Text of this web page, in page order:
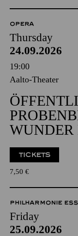
OPERA
Thursday
24.09.2026
19:00
Aalto-Theater
TICKETS
7,50 €
PHILHARMONIE
Friday
25.09.2026